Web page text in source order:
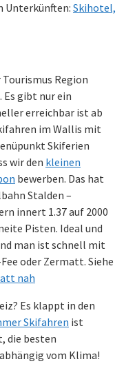
Unterkünften: Skihotel,
Region
gibt nur ein
erreichbar ist ab
im Wallis mit
Skiferien
wir den kleinen
bewerben. Das hat
Stalden –
innert 1.37 auf 2000
Pisten. Ideal und
man ist schnell mit
oder Zermatt. Siehe
nah
Es klappt in den
Skifahren ist
die besten
vom Klima!